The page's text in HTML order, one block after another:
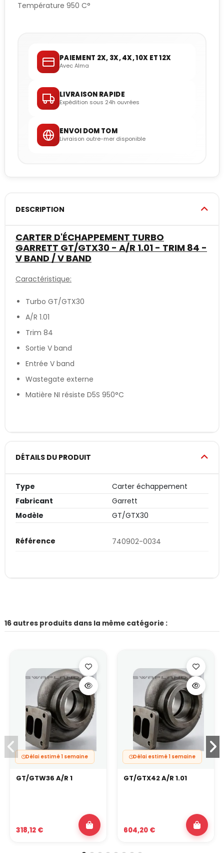
Température 950 C°
PAIEMENT 2X, 3X, 4X, 10X ET 12X
Avec Alma
LIVRAISON RAPIDE
Expédition sous 24h ouvrées
ENVOI DOM TOM
Livraison outre-mer disponible
DESCRIPTION
CARTER D'ÉCHAPPEMENT TURBO
GARRETT GT/GTX30 - A/R 1.01 - TRIM 84 -
V BAND / V BAND
Caractéristique:
Turbo GT/GTX30
A/R 1.01
Trim 84
Sortie V band
Entrée V band
Wastegate externe
Matière NI résiste D5S 950°C
DÉTAILS DU PRODUIT
Type
Carter échappement
Fabricant
Garrett
Modèle
GT/GTX30
Référence 740902-0034
16 autres produits dans la même catégorie :
Délai estimé 1 semaine
GT/GTW36 A/R 1
318,12 €
Délai estimé 1 semaine
GT/GTX42 A/R 1.01
604,20 €